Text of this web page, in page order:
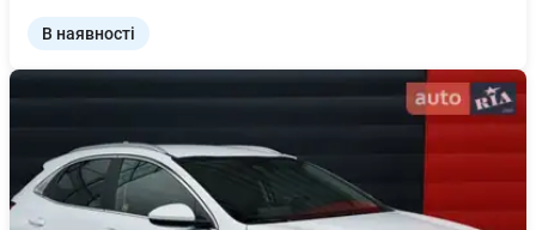
В наявності